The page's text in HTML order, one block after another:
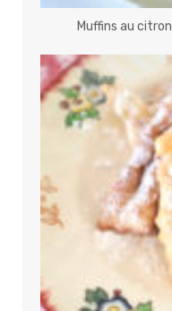
Muffins au